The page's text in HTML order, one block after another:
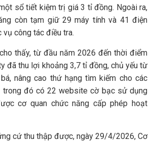
sổ tiết kiệm trị giá 3 tỉ đồng. Ngoài ra,
còn tạm giữ 29 máy tính và 41 điện
công tác điều tra.
thấy, từ đầu năm 2026 đến thời điểm
đã thu lợi khoảng 3,7 tỉ đồng, chủ yếu từ
nâng cao thứ hạng tìm kiếm cho các
trong đó có 22 website cờ bạc sử dụng
cơ quan chức năng cấp phép hoạt
cứ thu thập được, ngày 29/4/2026, Cơ